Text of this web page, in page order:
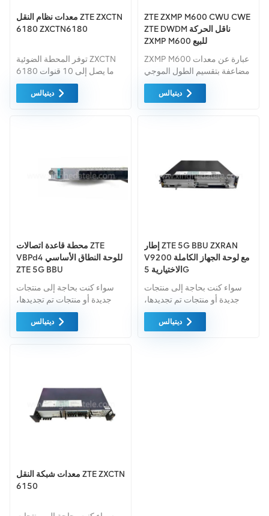
معدات نظام النقل ZTE ZXCTN
6180 ZXCTN6180
توفر المحطة الضوئية ZXCTN
6180 ما يصل إلى 10 قنوات
بسرعة 10GE عالية اتصال أو
80 قناة من واجهة GE
ديتيالس
ZTE ZXMP M600 CWU CWE
ZTE DWDM ناقل الحركة
ZXMP M600 للبيع
ZXMP M600 عبارة عن معدات
مضاعفة بتقسيم الطول الموجي
الخشن (CWDM). تم تطويره
بواسطة شركة ZTE. ينطبق على
لشبكة المناطق الحضرية الكبيرة
ديتيالس
محطة قاعدة اتصالات ZTE
VBPd4 للوحة النطاق الأساسي
ZTE 5G BBU
سواء كنت بحاجة إلى منتجات
جديدة أو منتجات تم تجديدها،
فإن الضمان الشامل هو المعيار
القياسي. نحن نشتري فقط
مستويات الجودة. ويتم توفير كل
ديتيالس
إطار ZTE 5G BBU ZXRAN
V9200 مع لوحة الجهاز الكاملة
الاختيارية 5G
سواء كنت بحاجة إلى منتجات
جديدة أو منتجات تم تجديدها،
فإن الضمان الشامل هو المعيار
القياسي. نحن نشتري فقط
ديتيالس
معدات شبكة النقل ZTE ZXCTN
6150